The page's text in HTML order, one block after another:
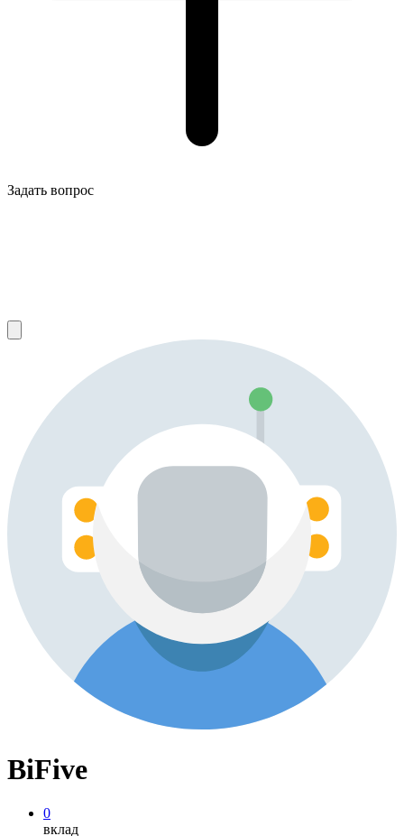
Задать вопрос
BiFive
0
вклад